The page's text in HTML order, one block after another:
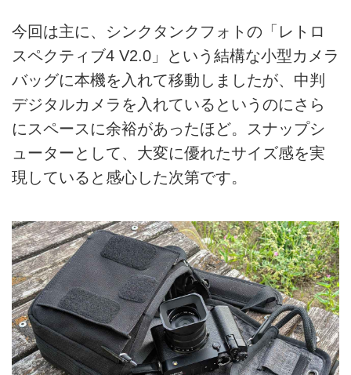
今回は主に、シンクタンクフォトの「レトロ
スペクティブ4 V2.0」という結構な小型カメラ
バッグに本機を入れて移動しましたが、中判
デジタルカメラを入れているというのにさら
にスペースに余裕があったほど。スナップシ
ューターとして、大変に優れたサイズ感を実
現していると感心した次第です。